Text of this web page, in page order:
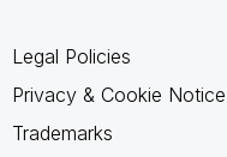
Legal Policies
Privacy & Cookie Notice
Trademarks